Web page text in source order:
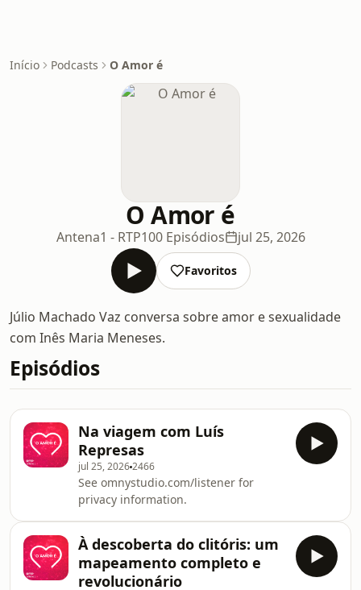
Início Podcasts O Amor é
O Amor é
Antena1 - RTP100 Episódios jul 25, 2026
Favoritos
Júlio Machado Vaz conversa sobre amor e sexualidade
com Inês Maria Meneses.
Episódios
Na viagem com Luís
Represas
jul 25, 20262466
See omnystudio.com/listener for
privacy information.
À descoberta do clitóris: um
mapeamento completo e
revolucionário